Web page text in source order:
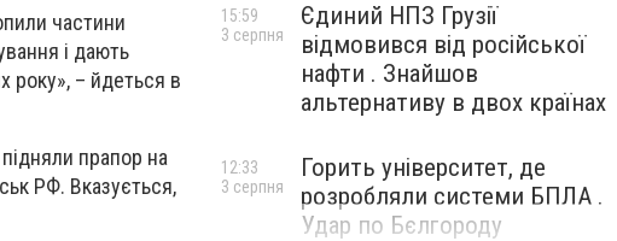
частини
і дають
року», – йдеться в
прапор на
РФ. Вказується,
Єдиний НПЗ Грузії
відмовився від російської
нафти . Знайшов
альтернативу в двох країнах
15:59
3 серпня
Горить університет, де
розробляли системи БПЛА .
Удар по Бєлгороду
12:33
3 серпня